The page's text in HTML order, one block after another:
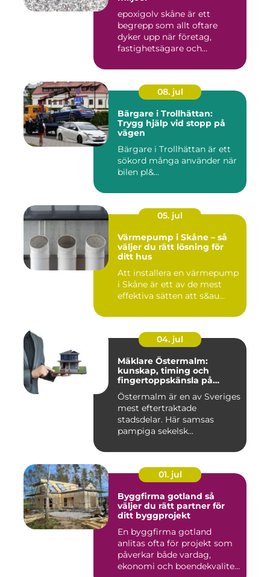
epoxigolv skåne är ett
begrepp som allt oftare
dyker upp när företag,
fastighetsägare och
08. jul
Bärgare i Trollhättan:
Trygg hjälp vid stopp på
vägen
Bärgare i Trollhättan är ett
sökord många använder när
bilen pl&...
05. jul
Värmepump i Skåne – så
väljer du rätt lösning för
ditt hus
Att installera en värmepump
i Skåne är ett av de mest
effektiva sätten att s&au...
04. jul
Mäklare Östermalm:
kunskap, timing och
fingertoppskänsla på
stockholms mest klassiska
adress
Östermalm är en av Sveriges
mest eftertraktade
stadsdelar. Här samsas
pampiga sekelsk...
01. jul
Byggfirma gotland så
väljer du rätt partner för
ditt byggprojekt
En byggfirma gotland
anlitas ofta för projekt som
påverkar både vardag,
ekonomi och boendekvalitet